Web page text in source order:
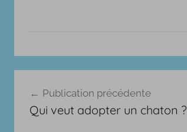
e
n
de
l’article
Publication précédente
Qui veut adopter un chaton ?